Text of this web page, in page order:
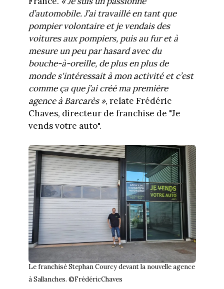
d’automobile. J’ai travaillé en tant que
pompier volontaire et je vendais des
voitures aux pompiers, puis au fur et à
mesure un peu par hasard avec du
bouche-à-oreille, de plus en plus de
monde s'intéressait à mon activité et c’est
comme ça que j’ai créé ma première
agence à Barcarès », relate Frédéric
Chaves, directeur de franchise de "Je
vends votre auto".
Le franchisé Stephan Courcy devant la nouvelle agence
à Sallanches. ©FrédéricChaves